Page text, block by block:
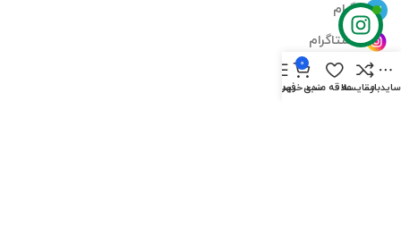
تلگرام
اینستاگرام
ایمیل
سایدبارمقایسهعلاقه مندی
0
سبد خریدفهرست